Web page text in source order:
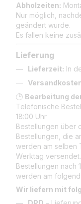
Abholzeiten:
Nur möglich,
geändert wurde.
Es fallen keine
Lieferung
Lieferzeit: In
🕒 Bearbeitung
Telefonische
18:00 Uhr
Bestellungen über
Bestellungen, die
werden am selben
Werktag versendet.
Bestellungen nach
werden am
Wir liefern mit